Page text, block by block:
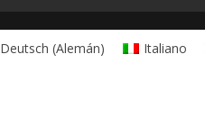
Deutsch (Alemán) Italiano